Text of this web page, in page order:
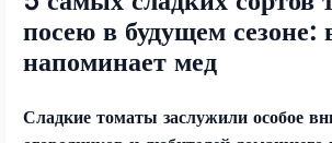
посею в будущем сезоне:
напоминает мед
Сладкие томаты заслужили особое